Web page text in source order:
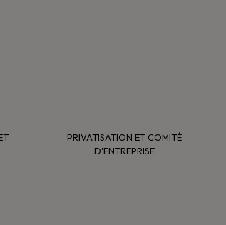
PRIVATISATION ET COMITÉ
D'ENTREPRISE